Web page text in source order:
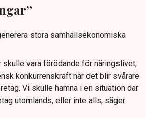
stora samhällsekonomiska
vara förödande för näringslivet,
konkurrenskraft när det blir svårare
Vi skulle hamna i en situation där
utomlands, eller inte alls, säger